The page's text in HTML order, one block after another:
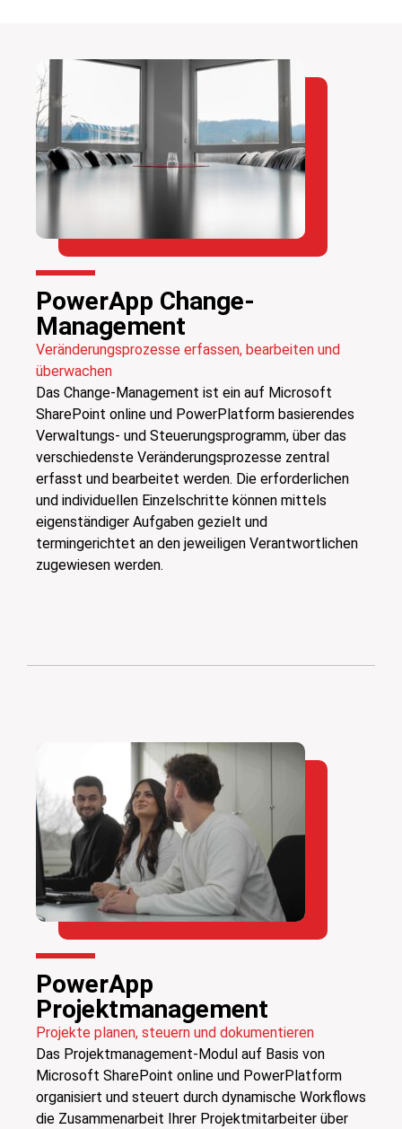
PowerApp Change-
Management
Veränderungsprozesse erfassen, bearbeiten und
überwachen
Das Change-Management ist ein auf Microsoft
SharePoint online und PowerPlatform basierendes
Verwaltungs- und Steuerungsprogramm, über das
verschiedenste Veränderungsprozesse zentral
erfasst und bearbeitet werden. Die erforderlichen
und individuellen Einzelschritte können mittels
eigenständiger Aufgaben gezielt und
termingerichtet an den jeweiligen Verantwortlichen
zugewiesen werden.
PowerApp
Projektmanagement
Projekte planen, steuern und dokumentieren
Das Projektmanagement-Modul auf Basis von
Microsoft SharePoint online und PowerPlatform
organisiert und steuert durch dynamische Workflows
die Zusammenarbeit Ihrer Projektmitarbeiter über